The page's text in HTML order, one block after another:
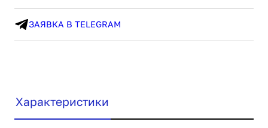
ЗАЯВКА В TELEGRAM
Характеристики